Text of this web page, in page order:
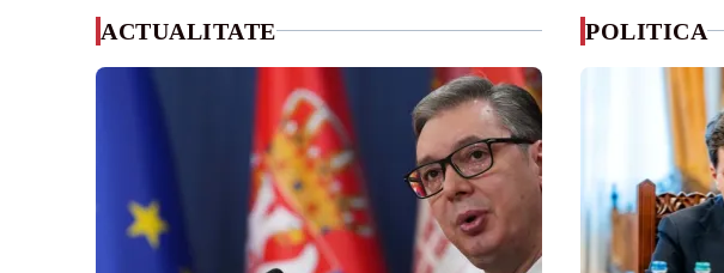
ACTUALITATE POLITICA